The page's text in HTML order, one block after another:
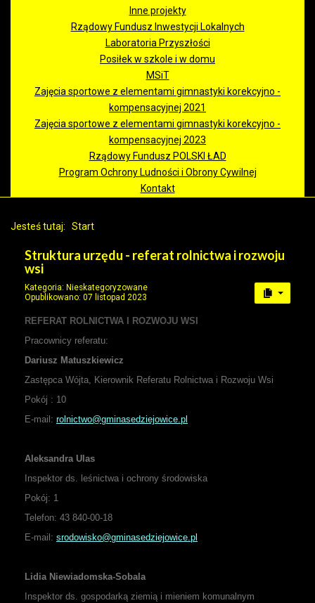
Inne projekty
Rządowy Fundusz Inwestycji Lokalnych
Laboratoria Przyszłości
Posiłek w szkole i w domu
MSiT
Zajęcia sportowe z elementami gimnastyki korekcyjno -
kompensacyjnej 2021
Zajęcia sportowe z elementami gimnastyki korekcyjno -
kompensacyjnej 2023
Rządowy Fundusz POLSKI ŁAD
Program Ochrony Ludności i Obrony Cywilnej
Kontakt
Jesteś tutaj: Start
Struktura urzędu - referat rolnictwa i rozwoju
wsi
Kategoria: Nieskategoryzowane
Opublikowano: 07 listopad 2023
REFERAT ROLNICTWA I ROZWOJU WSI
Pracownicy referatu:
Dariusz Matuszkiewicz
Zastępca Wójta, Kierownik Referatu Rolnictwa i Rozwoju Wsi
Pokój : 10
E-mail: rolnictwo@gminasedziejowice.pl
Aleksandra Ulas
Inspektor ds. leśnictwa i ochrony środowiska
Pokój: 1
Telefon: 43 840-00-18
E-mail: srodowisko@gminasedziejowice.pl
Lidia Niewiadomska-Sobala
Inspektor ds. gospodarką ziemią i mieniem komunalnym